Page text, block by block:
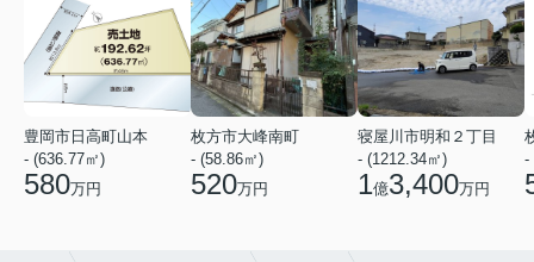
豊岡市日高町山本
- (636.77㎡)
580万円
枚方市大峰南町
- (58.86㎡)
520万円
寝屋川市明和２丁目
- (1212.34㎡)
1億3,400万円
-